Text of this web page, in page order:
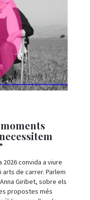
2026 convida a viure
de carrer. Parlem
Giribet, sobre els
propostes més